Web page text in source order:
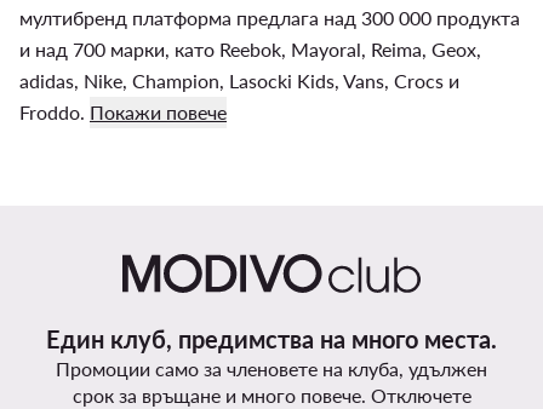
мултибренд платформа предлага над 300 000 продукта
и над 700 марки, като Reebok, Mayoral, Reima, Geox,
adidas, Nike, Champion, Lasocki Kids, Vans, Crocs и
Froddo. Покажи повече
Един клуб, предимства на много места.
Промоции само за членовете на клуба, удължен
срок за връщане и много повече. Отключете